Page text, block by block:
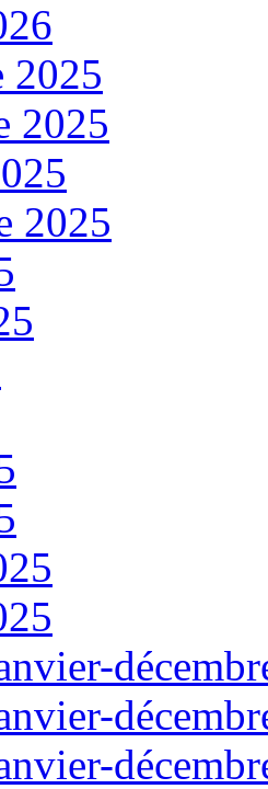
2025
2025
2025